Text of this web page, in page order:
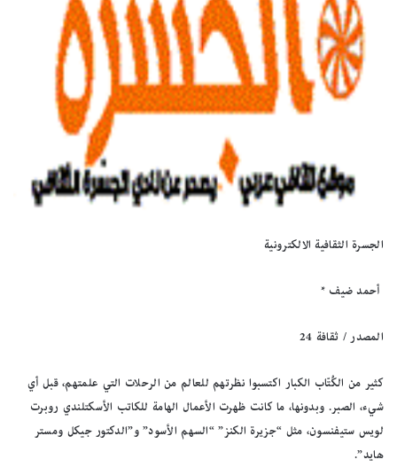
الجسرة الثقافية الالكترونية
أحمد ضيف *
المصدر / ثقافة 24
كثير من الكُتّاب الكبار اكتسبوا نظرتهم للعالم من الرحلات التي علمتهم، قبل أي
شيء، الصبر. وبدونها، ما كانت ظهرت الأعمال الهامة للكاتب الأسكتلندي روبرت
لويس ستيفنسون، مثل “جزيرة الكنز” “السهم الأسود” و”الدكتور جيكل ومستر
هايد”.